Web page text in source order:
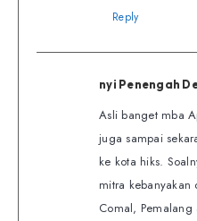
Reply
nyi Penengah
Asli banget mba
juga sampai
ke kota hiks.
mitra kebanyakan
Comal, Pemalang